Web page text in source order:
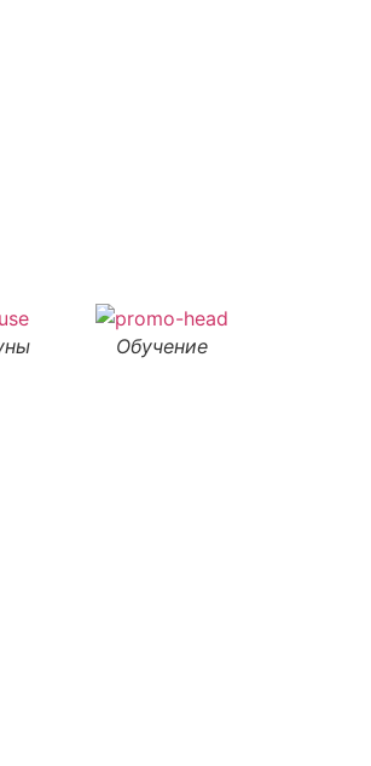
Обучение